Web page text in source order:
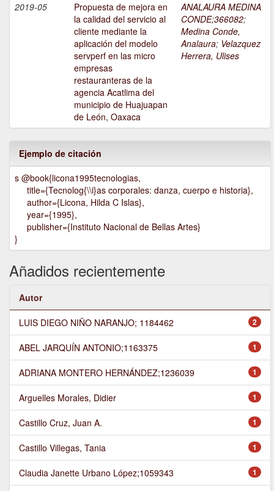
2019-05
Propuesta de mejora en
la calidad del servicio al
cliente mediante la
aplicación del modelo
servperf en las micro
empresas
restauranteras de la
agencia Acatlima del
municipio de Huajuapan
de León, Oaxaca
ANALAURA MEDINA
CONDE;366082;
Medina Conde,
Analaura; Velazquez
Herrera, Ulises
Ejemplo de citación
s @book{licona1995tecnologias,
title={Tecnolog{\\i}as corporales: danza, cuerpo e historia},
author={Licona, Hilda C Islas},
year={1995},
publisher={Instituto Nacional de Bellas Artes}
}
Añadidos recientemente
Autor
2
LUIS DIEGO NIÑO NARANJO; 1184462
1
ABEL JARQUÍN ANTONIO;1163375
1
ADRIANA MONTERO HERNÁNDEZ;1236039
1
Arguelles Morales, Didier
1
Castillo Cruz, Juan A.
1
Castillo Villegas, Tania
1
Claudia Janette Urbano López;1059343